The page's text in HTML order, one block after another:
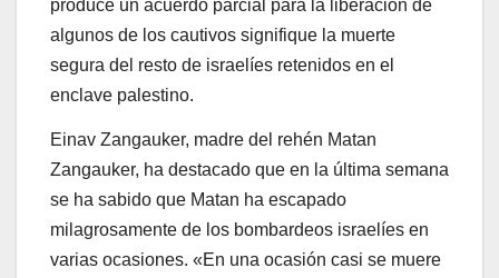
produce un acuerdo parcial para la liberación de
algunos de los cautivos signifique la muerte
segura del resto de israelíes retenidos en el
enclave palestino.
Einav Zangauker, madre del rehén Matan
Zangauker, ha destacado que en la última semana
se ha sabido que Matan ha escapado
milagrosamente de los bombardeos israelíes en
varias ocasiones. «En una ocasión casi se muere